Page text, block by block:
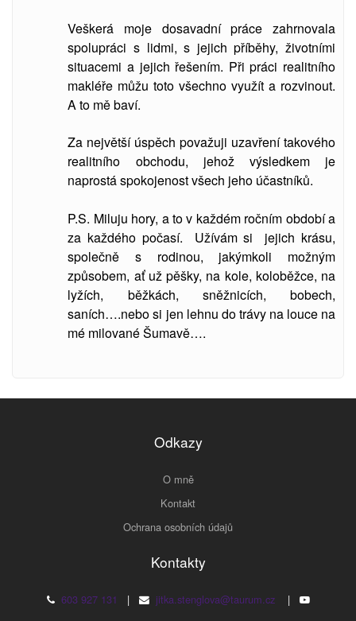
Veškerá moje dosavadní práce zahrnovala
spolupráci s lidmi, s jejich příběhy, životními
situacemi a jejich řešením. Při práci realitního
makléře můžu toto všechno využít a rozvinout.
A to mě baví.
Za největší úspěch považuji uzavření takového
realitního obchodu, jehož výsledkem je
naprostá spokojenost všech jeho účastníků.
P.S. Miluju hory, a to v každém ročním období a
za každého počasí. Užívám si jejich krásu,
společně s rodinou, jakýmkoli možným
způsobem, ať už pěšky, na kole, koloběžce, na
lyžích, běžkách, sněžnicích, bobech,
saních….nebo si jen lehnu do trávy na louce na
mé milované Šumavě….
Odkazy
O mně
Kontakt
Ochrana osobních údajů
Kontakty
603 927 131 | jitka.stenglova@taurum.cz|